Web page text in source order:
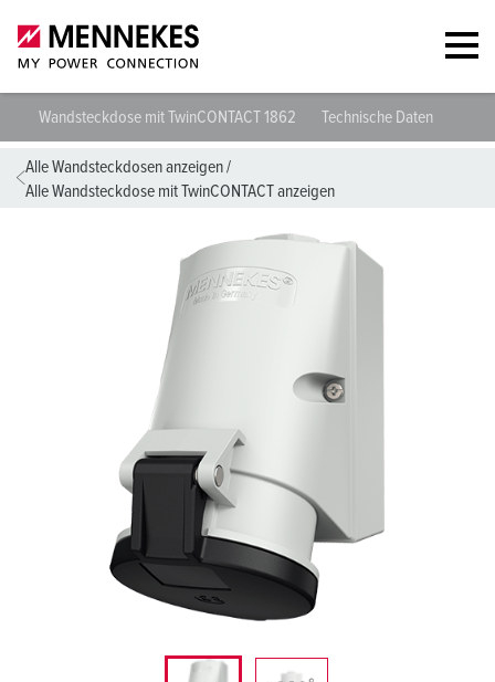
Wandsteckdose mit TwinCONTACT 1862 Technische Daten
Alle Wandsteckdosen anzeigen/
Alle Wandsteckdose mit TwinCONTACT anzeigen